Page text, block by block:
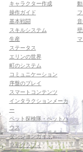
キャラクター作成
操作ガイド
基本戦闘
スキルシステム
生産
ステータス
エリンの世界
町のシステム
コミュニケーション
序盤のプレイ
スマートコンテンツ
インタラクションメーカ
ー
ペット探検隊・ペットハ
ウス
ダンジョンガイド
マギグラフィ